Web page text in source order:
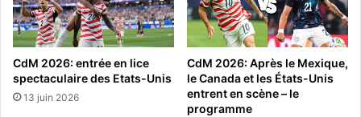
CdM 2026: entrée en lice
spectaculaire des Etats-Unis
13 juin 2026
CdM 2026: Après le Mexique,
le Canada et les États-Unis
entrent en scène – le
programme